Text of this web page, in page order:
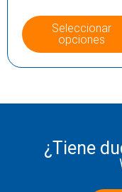
Seleccionar
opciones
¿Tiene